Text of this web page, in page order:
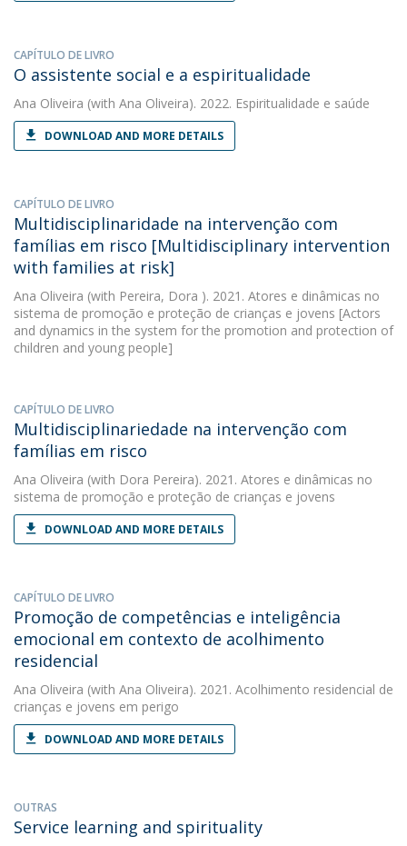
CAPÍTULO DE LIVRO
O assistente social e a espiritualidade
Ana Oliveira (with Ana Oliveira). 2022. Espiritualidade e saúde
DOWNLOAD AND MORE DETAILS
CAPÍTULO DE LIVRO
Multidisciplinaridade na intervenção com
famílias em risco [Multidisciplinary intervention
with families at risk]
Ana Oliveira (with Pereira, Dora ). 2021. Atores e dinâmicas no
sistema de promoção e proteção de crianças e jovens [Actors
and dynamics in the system for the promotion and protection of
children and young people]
CAPÍTULO DE LIVRO
Multidisciplinariedade na intervenção com
famílias em risco
Ana Oliveira (with Dora Pereira). 2021. Atores e dinâmicas no
sistema de promoção e proteção de crianças e jovens
DOWNLOAD AND MORE DETAILS
CAPÍTULO DE LIVRO
Promoção de competências e inteligência
emocional em contexto de acolhimento
residencial
Ana Oliveira (with Ana Oliveira). 2021. Acolhimento residencial de
crianças e jovens em perigo
DOWNLOAD AND MORE DETAILS
OUTRAS
Service learning and spirituality